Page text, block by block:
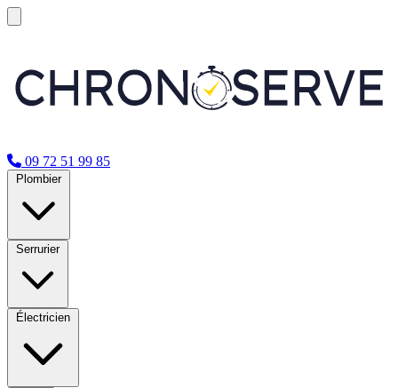
09 72 51 99 85
Plombier
Serrurier
Électricien